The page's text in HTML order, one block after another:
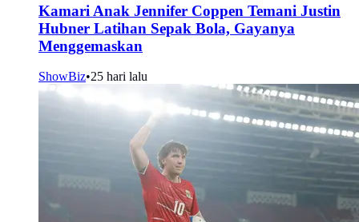
Kamari Anak Jennifer Coppen Temani Justin
Hubner Latihan Sepak Bola, Gayanya
Menggemaskan
ShowBiz•25 hari lalu